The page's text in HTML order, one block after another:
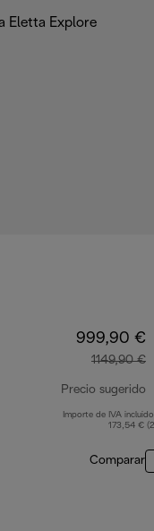
999,90 €
1149,90 €
Precio sugerido
Importe de IVA
173,54 €
Comparar